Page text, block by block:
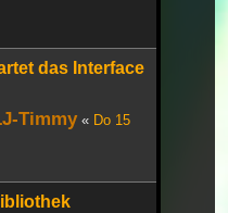
das Interface
Timmy« Do 15